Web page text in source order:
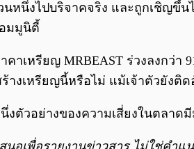
นหนึ่งไปบริจาคจริง และถูกเชิญขึ้
มมูนิตี้
คาเหรียญ MRBEAST ร่วงลงกว่
างเหรียญนี้หรือไม่ แม้เจ้าตัวยัง
งตัวอย่างของความเสี่ยงในตลา